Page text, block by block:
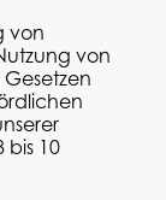
von
von
10